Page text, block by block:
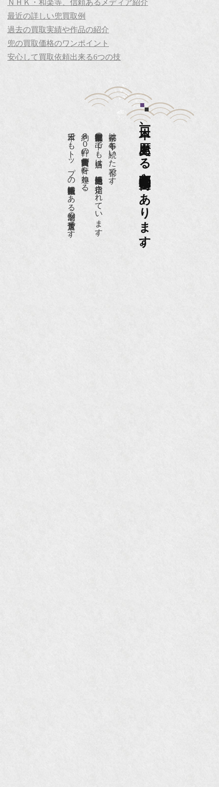
ＮＨＫ・和楽等、信頼あるメディア紹介
最近の詳しい兜買取例
過去の買取実績や作品の紹介
兜の買取価格のワンポイント
安心して買取依頼出来る6つの技
日本一、歴史ある
京都祇園骨董街にあります。
京都は千年も続いた都です。
京都祇園骨董街の中でも当店は、歴史的保全地区に指定されています。
約８０軒の古美術骨董商が軒を連ねる、
日本でもトップの祇園骨董街にある老舗の骨董店です。